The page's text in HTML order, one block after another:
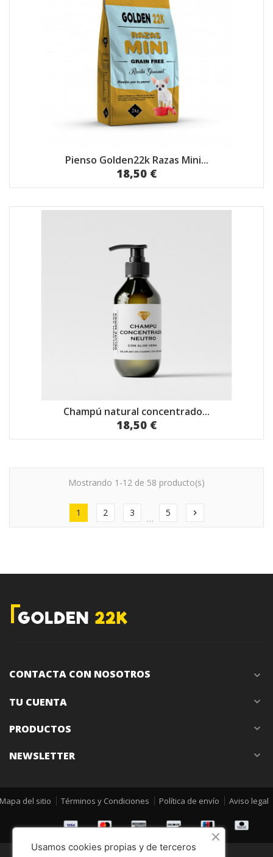
Pienso Golden22k Razas Mini...
18,50 €
Champú natural concentrado...
18,50 €
Mostrando 1-12 de 58 producto(s)
1 2 3
…
5 chevron_right
CONTACTA CON NOSOTROS expand_more
TU CUENTA expand_more
PRODUCTOS expand_more
NEWSLETTER expand_more
Mapa del sitio Términos y Condiciones Política de envío Aviso legal
Usamos cookies propias y de terceros